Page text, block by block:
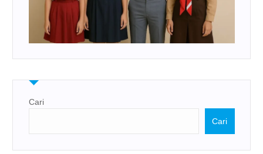
Cari
Cari